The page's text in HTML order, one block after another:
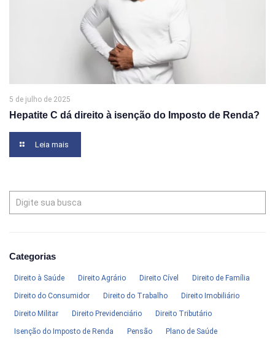
5 de julho de 2025
Hepatite C dá direito à isenção do Imposto de Renda?
Leia mais
Categorias
Direito à Saúde Direito Agrário Direito Cível Direito de Família
Direito do Consumidor Direito do Trabalho Direito Imobiliário
Direito Militar Direito Previdenciário Direito Tributário
Isenção do Imposto de Renda Pensão Plano de Saúde